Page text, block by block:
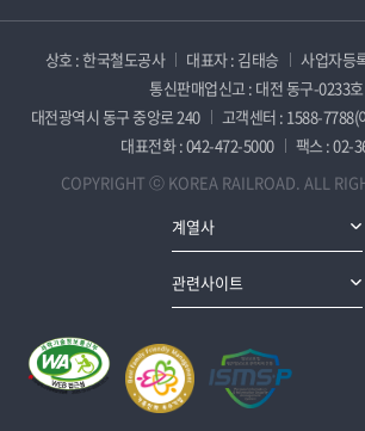
상호 : 한국철도공사 대표자 : 김태승
사업자등
통신판매업신고 : 대전 동구-0233호
대전광역시 동구 중앙로 240
고객센터 : 1588-7788(
대표전화 : 042-472-5000
팩스 : 02-
COPYRIGHT ⓒ KOREA RAILROAD. ALL
계열사
관련사이트